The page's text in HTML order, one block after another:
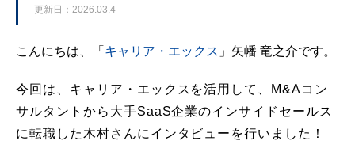
更新日：2026.03.4
こんにちは、「 キャリア・エックス 」矢幡 竜之介です。
今回は、キャリア・エックスを活用して、M&Aコン
サルタントから大手SaaS企業のインサイドセールス
に転職した木村さんにインタビューを行いました！